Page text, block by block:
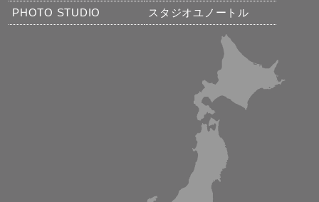
PHOTO STUDIO
スタジオユノートル